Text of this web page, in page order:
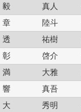
毅 真人
章 陸斗
透 祐樹
彰 啓介
満 大雅
響 真吾
大 秀明